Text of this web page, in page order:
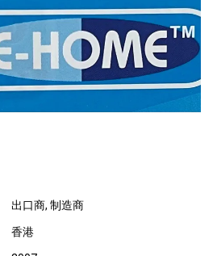
出口商, 制造商
香港